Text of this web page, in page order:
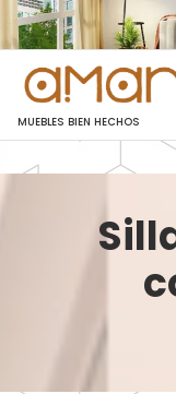
Saltar
al
contenido
MUEBLES BIEN HECHOS